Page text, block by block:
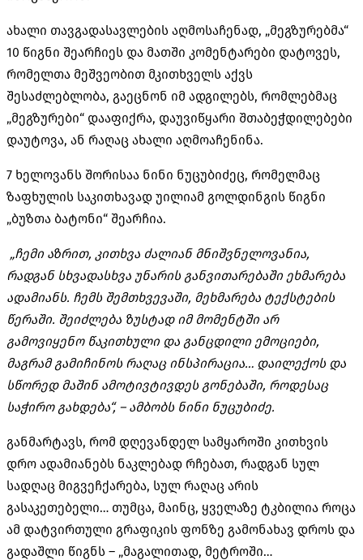
ახალი თავგადასავლების აღმოსაჩენად, „მეგზურებმა“
10 წიგნი შეარჩიეს და მათში კომენტარები დატოვეს,
რომელთა მეშვეობით მკითხველს აქვს
შესაძლებლობა, გაეცნონ იმ ადგილებს, რომლებმაც
„მეგზურები“ დააფიქრა, დაუვიწყარი შთაბეჭდილებები
დაუტოვა, ან რაღაც ახალი აღმოაჩენინა.
7 ხელოვანს შორისაა ნინი ნუცუბიძეც, რომელმაც
ზაფხულის საკითხავად უილიამ გოლდინგის წიგნი
„ბუზთა ბატონი“ შეარჩია.
„ჩემი აზრით, კითხვა ძალიან მნიშვნელოვანია,
რადგან სხვადასხვა უნარის განვითარებაში ეხმარება
ადამიანს. ჩემს შემთხვევაში, მეხმარება ტექსტების
წერაში. შეიძლება ზუსტად იმ მომენტში არ
გამოვიყენო წაკითხული და განცდილი ემოციები,
მაგრამ გამიჩინოს რაღაც ინსპირაცია… დაილექოს და
სწორედ მაშინ ამოტივტივდეს გონებაში, როდესაც
საჭირო გახდება“, – ამბობს ნინი ნუცუბიძე.
განმარტავს, რომ დღევანდელ სამყაროში კითხვის
დრო ადამიანებს ნაკლებად რჩებათ, რადგან სულ
სადღაც მიგვეჩქარება, სულ რაღაც არის
გასაკეთებელი… თუმცა, მაინც, ყველაზე ტკბილია როცა
ამ დატვირთული გრაფიკის ფონზე გამონახავ დროს და
გადაშლი წიგნს – „მაგალითად, მეტროში…